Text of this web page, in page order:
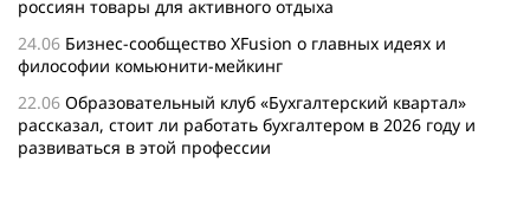
россиян товары для активного отдыха
24.06 Бизнес-сообщество XFusion о главных идеях и
философии комьюнити-мейкинг
22.06 Образовательный клуб «Бухгалтерский квартал»
рассказал, стоит ли работать бухгалтером в 2026 году и
развиваться в этой профессии